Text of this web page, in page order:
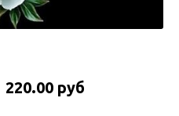
220.00 руб